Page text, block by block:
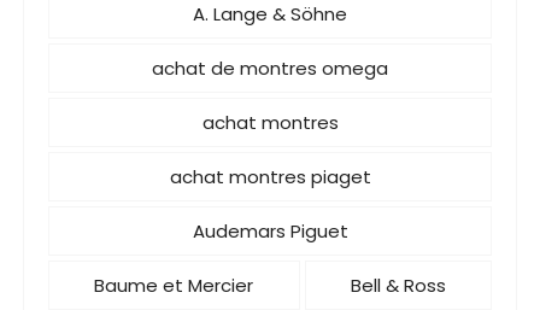
A. Lange & Söhne
achat de montres omega
achat montres
achat montres piaget
Audemars Piguet
Baume et Mercier Bell & Ross